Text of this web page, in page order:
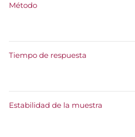
Método
Tiempo de respuesta
Estabilidad de la muestra